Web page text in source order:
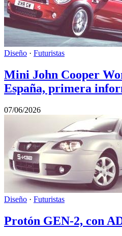
Diseño · Futuristas
Mini John Cooper
España, primera
07/06/2026
Diseño · Futuristas
Protón GEN-2, con